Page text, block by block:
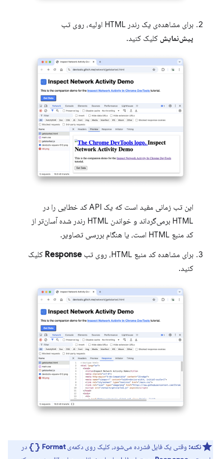
برای مشاهده‌ی یک رندر HTML اولیه، روی تب
پیش‌نمایش کلیک کنید.
این تب زمانی مفید است که یک API کد خطایی را در
HTML برمی‌گرداند و خواندن HTML رندر شده آسان‌تر از
کد منبع HTML است، یا هنگام بررسی تصاویر.
برای مشاهده کد منبع HTML، روی تب
Response کلیک
کنید.
نکته: وقتی یک فایل فشرده می‌شود، کلیک روی دکمه‌ی Format
data_object در